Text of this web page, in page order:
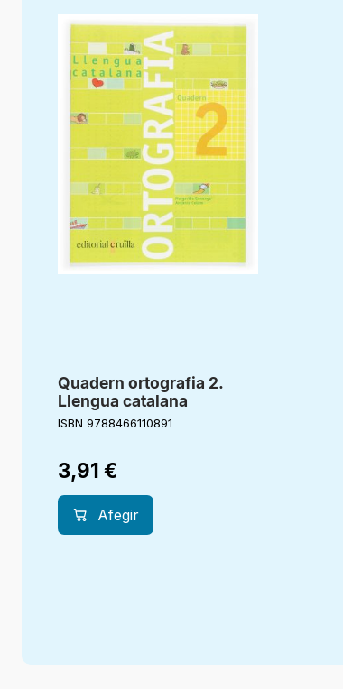
Quadern ortografia 2.
Llengua catalana
ISBN 9788466110891
3,91 €
Afegir